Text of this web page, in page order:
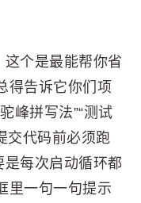
这个是最能帮你省
得告诉它你们项
峰拼写法”“测试
交代码前必须跑
每次启动循环都
里一句一句提示